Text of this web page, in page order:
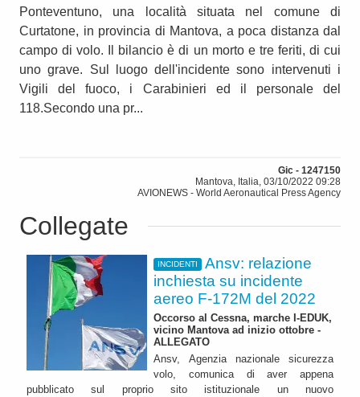
Ponteventuno, una località situata nel comune di
Curtatone, in provincia di Mantova, a poca distanza dal
campo di volo. Il bilancio è di un morto e tre feriti, di cui
uno grave. Sul luogo dell'incidente sono intervenuti i
Vigili del fuoco, i Carabinieri ed il personale del
118.Secondo una pr...
Gic - 1247150
Mantova, Italia, 03/10/2022 09:28
AVIONEWS - World Aeronautical Press Agency
Collegate
INCIDENTI
Ansv: relazione
inchiesta su incidente
aereo F-172M del 2022
Occorso al Cessna, marche I-EDUK,
vicino Mantova ad inizio ottobre -
ALLEGATO
Ansv, Agenzia nazionale sicurezza
volo, comunica di aver appena
pubblicato sul proprio sito istituzionale un nuovo